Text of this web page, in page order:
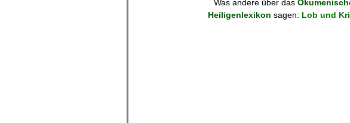
Was andere über das
Heiligenlexikon sagen: Lob und